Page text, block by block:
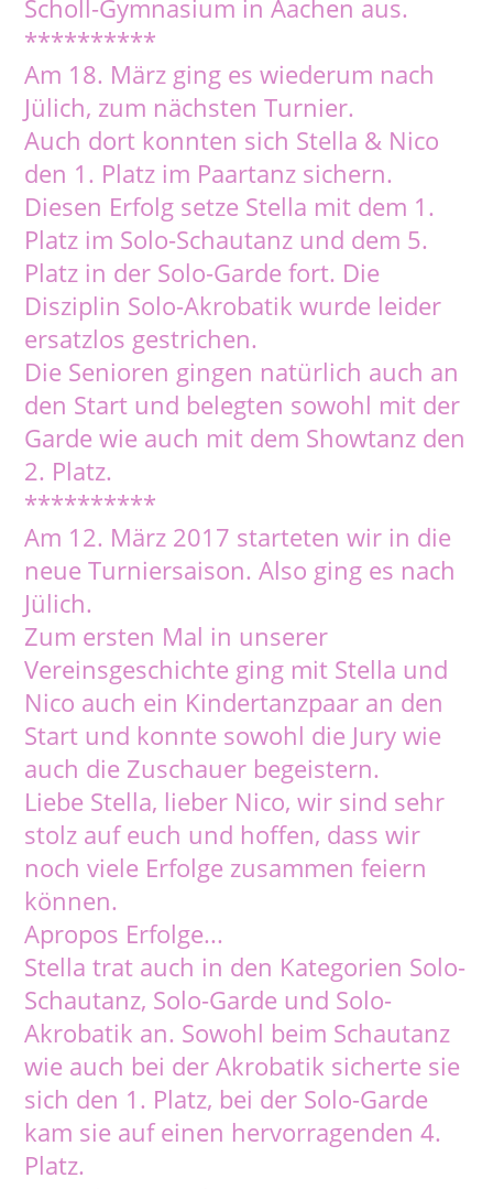
Scholl-Gymnasium in Aachen aus.
**********
Am 18. März ging es wiederum nach
Jülich, zum nächsten Turnier.
Auch dort konnten sich Stella & Nico
den 1. Platz im Paartanz sichern.
Diesen Erfolg setze Stella mit dem 1.
Platz im Solo-Schautanz und dem 5.
Platz in der Solo-Garde fort. Die
Disziplin Solo-Akrobatik wurde leider
ersatzlos gestrichen.
Die Senioren gingen natürlich auch an
den Start und belegten sowohl mit der
Garde wie auch mit dem Showtanz den
2. Platz.
**********
Am 12. März 2017 starteten wir in die
neue Turniersaison. Also ging es nach
Jülich.
Zum ersten Mal in unserer
Vereinsgeschichte ging mit Stella und
Nico auch ein Kindertanzpaar an den
Start und konnte sowohl die Jury wie
auch die Zuschauer begeistern.
Liebe Stella, lieber Nico, wir sind sehr
stolz auf euch und hoffen, dass wir
noch viele Erfolge zusammen feiern
können.
Apropos Erfolge...
Stella trat auch in den Kategorien Solo-
Schautanz, Solo-Garde und Solo-
Akrobatik an. Sowohl beim Schautanz
wie auch bei der Akrobatik sicherte sie
sich den 1. Platz, bei der Solo-Garde
kam sie auf einen hervorragenden 4.
Platz.